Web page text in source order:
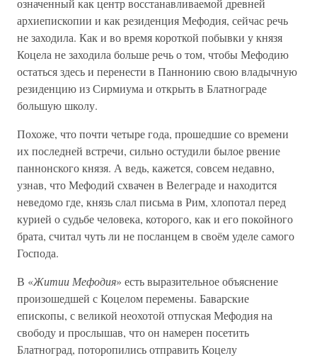
означенный как центр восстанавливаемой древней
архиепископии и как резиденция Мефодия, сейчас речь
не заходила. Как и во время короткой побывки у князя
Коцела не заходила больше речь о том, чтобы Мефодию
остаться здесь и перенести в Паннонию свою владычную
резиденцию из Сирмиума и открыть в Блатнограде
большую школу.
Похоже, что почти четыре года, прошедшие со времени
их последней встречи, сильно остудили былое рвение
паннонского князя. А ведь, кажется, совсем недавно,
узнав, что Мефодий схвачен в Велеграде и находится
неведомо где, князь слал письма в Рим, хлопотал перед
курией о судьбе человека, которого, как и его покойного
брата, считал чуть ли не посланцем в своём уделе самого
Господа.
В «Житии Мефодия» есть выразительное объяснение
произошедшей с Коцелом перемены. Баварские
епископы, с великой неохотой отпуская Мефодия на
свободу и прослышав, что он намерен посетить
Блатноград, поторопились отправить Коцелу